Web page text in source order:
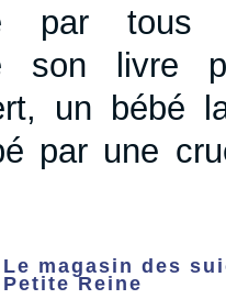
par tous
son livre
un bébé
par une
Le magasin des
Petite Reine